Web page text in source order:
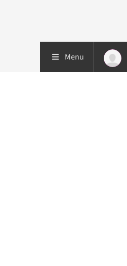
Menu